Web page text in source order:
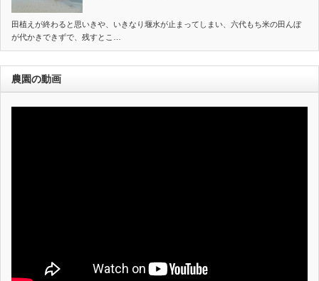
田植えが終わると思いきや、いきなり堰水が止まってしまい、六代もち米の田んぼ
が代かきできずで、残すとこ…
農園の動画